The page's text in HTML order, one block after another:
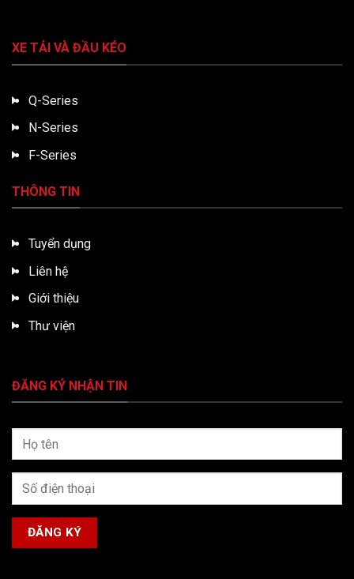
XE TẢI VÀ ĐẦU KÉO
Q-Series
N-Series
F-Series
THÔNG TIN
Tuyển dụng
Liên hệ
Giới thiệu
Thư viện
ĐĂNG KÝ NHẬN TIN